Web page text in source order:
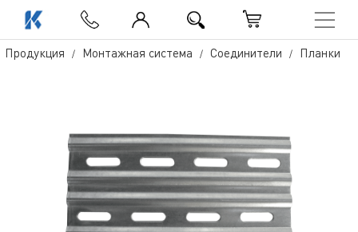
Продукция Монтажная система Соединители Планки